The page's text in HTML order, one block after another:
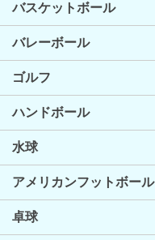
バスケットボール
バレーボール
ゴルフ
ハンドボール
水球
アメリカンフットボール
卓球